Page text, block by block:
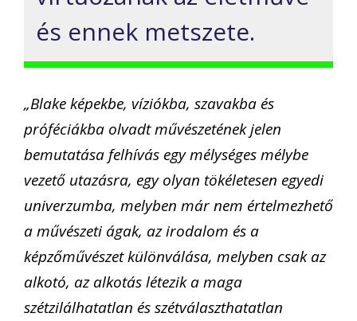
és ennek metszete.
„Blake képekbe, víziókba, szavakba és
próféciákba olvadt művészetének jelen
bemutatása felhívás egy mélységes mélybe
vezető utazásra, egy olyan tökéletesen egyedi
univerzumba, melyben már nem értelmezhető
a művészeti ágak, az irodalom és a
képzőművészet különválása, melyben csak az
alkotó, az alkotás létezik a maga
szétzilálhatatlan és szétválaszthatatlan